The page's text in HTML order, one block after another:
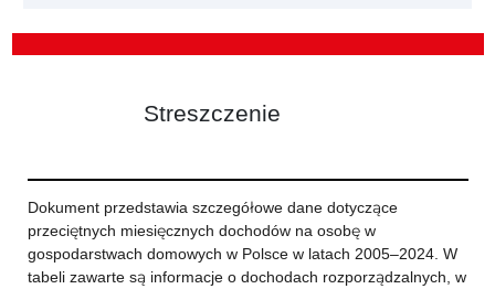
Streszczenie
Dokument przedstawia szczegółowe dane dotyczące
przeciętnych miesięcznych dochodów na osobę w
gospodarstwach domowych w Polsce w latach 2005–2024. W
tabeli zawarte są informacje o dochodach rozporządzalnych, w